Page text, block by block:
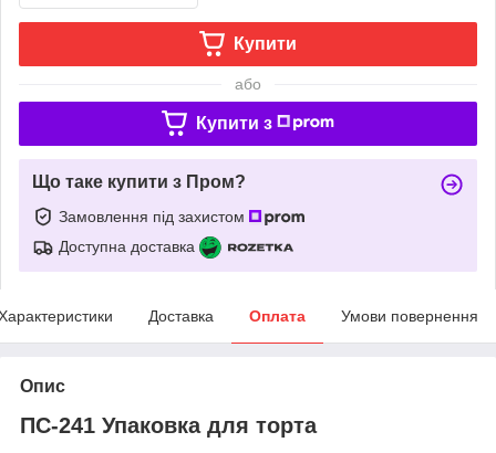
Купити
або
Купити з
Що таке купити з Пром?
Замовлення під захистом
Доступна доставка
Доставка Оплата Умови повернення
Опис
ПС-241 Упаковка для торта